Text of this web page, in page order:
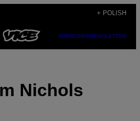
+ POLISH
SUBSCRIBENEWSLETTER
Nichols